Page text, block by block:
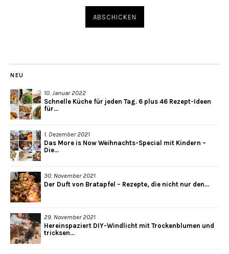
NEU
10. Januar 2022
Schnelle Küche für jeden Tag. 6 plus 46 Rezept-Ideen
für...
1. Dezember 2021
Das More is Now Weihnachts-Special mit Kindern –
Die...
30. November 2021
Der Duft von Bratapfel – Rezepte, die nicht nur den...
29. November 2021
Hereinspaziert DIY-Windlicht mit Trockenblumen und
tricksen...